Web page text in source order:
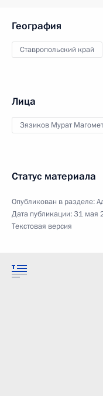
География
Ставропольский край
Лица
Зязиков Мурат
Статус материала
Опубликован в разделе:
Дата публикации:31 мая
Текстовая версия